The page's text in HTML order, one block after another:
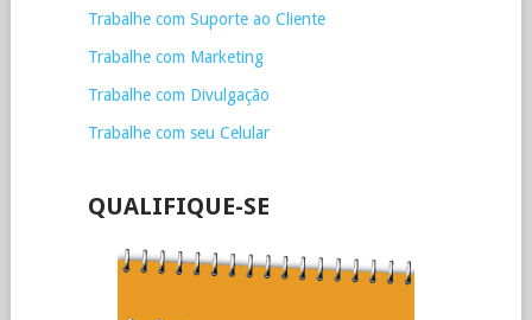
Trabalhe com Suporte ao Cliente
Trabalhe com Marketing
Trabalhe com Divulgação
Trabalhe com seu Celular
QUALIFIQUE-SE